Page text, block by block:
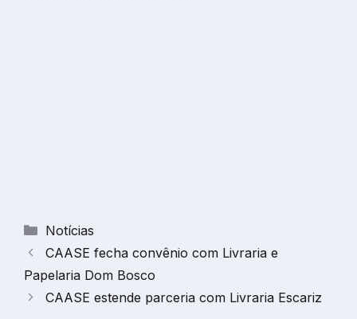
Categorias
Notícias
CAASE fecha convênio com Livraria e
Papelaria Dom Bosco
CAASE estende parceria com Livraria Escariz